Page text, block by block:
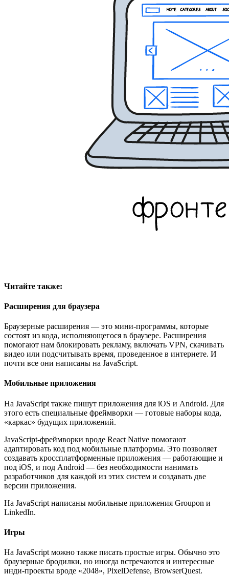
Читайте также:
Расширения для браузера
Браузерные расширения — это мини-программы, которые
состоят из кода, исполняющегося в браузере. Расширения
помогают нам блокировать рекламу, включать VPN, скачивать
видео или подсчитывать время, проведенное в интернете. И
почти все они написаны на JavaScript.
Мобильные приложения
На JavaScript также пишут приложения для iOS и Android. Для
этого есть специальные фреймворки — готовые наборы кода,
«каркас» будущих приложений.
JavaScript-фреймворки вроде React Native помогают
адаптировать код под мобильные платформы. Это позволяет
создавать кроссплатформенные приложения — работающие и
под iOS, и под Android — без необходимости нанимать
разработчиков для каждой из этих систем и создавать две
версии приложения.
На JavaScript написаны мобильные приложения Groupon и
LinkedIn.
Игры
На JavaScript можно также писать простые игры. Обычно это
браузерные бродилки, но иногда встречаются и интересные
инди-проекты вроде «2048», PixelDefense, BrowserQuest.